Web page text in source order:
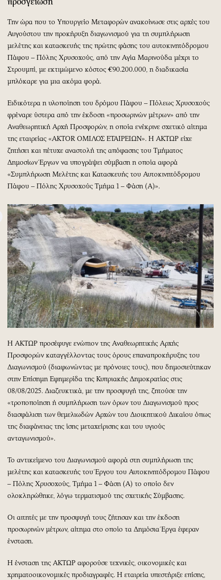
Την ώρα που το Υπουργείο Μεταφορών ανακοίνωσε στις αρχές του
Αυγούστου την προκήρυξη διαγωνισμού για τη συμπλήρωση
μελέτης και κατασκευής της πρώτης φάσης του αυτοκινητόδρομου
Πάφου – Πόλης Χρυσοχούς, από την Αγία Μαρινούδα μέχρι το
Στρουμπί, με εκτιμώμενο κόστος €90.200.000, η διαδικασία
μπλόκαρε για μια ακόμα φορά.
Ειδικότερα η υλοποίηση του δρόμου Πάφου – Πόλεως Χρυσοχούς
φρέναρε ύστερα από την έκδοση «προσωρινών μέτρων» από την
Αναθεωρητική Αρχή Προσφορών, η οποία ενέκρινε σχετικό αίτημα
της εταιρείας «AKTOR ΟΜΙΛΟΣ ΕΤΑΙΡΕΙΩΝ». Η ΑΚΤΩΡ είχε
ζητήσει και πέτυχε αναστολή της απόφασης του Τμήματος
Δημοσίων Έργων να υπογράψει σύμβαση η οποία αφορά
«Συμπλήρωση Μελέτης και Κατασκευής του Αυτοκινητόδρομου
Πάφου – Πόλης Χρυσοχούς Τμήμα 1 – Φάση (Α)».
Η ΑΚΤΩΡ προσέφυγε ενώπιον της Αναθεωρητικής Αρχής
Προσφορών καταγγέλλοντας τους όρους επαναπροκήρυξης του
Διαγωνισμού (διαφωνώντας με πρόνοιες τους), που δημοσιεύτηκαν
στην Επίσημη Εφημερίδα της Κυπριακής Δημοκρατίας στις
08/08/2025. Διαζευκτικά, με την προσφυγή της, ζητούσε την
«τροποποίηση ή συμπλήρωση των όρων του Διαγωνισμού προς
διασφάλιση των θεμελιωδών Αρχών του Διοικητικού Δικαίου όπως
της διαφάνειας της ίσης μεταχείρισης και του υγιούς
ανταγωνισμού».
Το αντικείμενο του Διαγωνισμού αφορά στη συμπλήρωση της
μελέτης και κατασκευής του Έργου του Αυτοκινητόδρομου Πάφου
– Πόλης Χρυσοχούς, Τμήμα 1 – Φάση (Α) το οποίο δεν
ολοκληρώθηκε, λόγω τερματισμού της σχετικής Σύμβασης.
Οι αιτητές με την προσφυγή τους ζήτησαν και την έκδοση
προσωρινών μέτρων, αίτημα στο οποίο τα Δημόσια Έργα έφεραν
ένσταση.
Η ένσταση της ΑΚΤΩΡ αφορούσε τεχνικές, οικονομικές και
χρηματοοικονομικές προδιαγραφές. Η εταιρεία υπεστήριξε επίσης,